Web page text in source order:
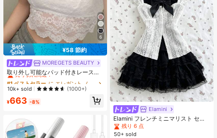
6
¥58 節約
MOREGETS BEAUTY
取り外し可能なパッド付きレースキ
ャミソール、多用途ノースリーブア
ンダーシャツ、女性向け、新学期、
クリスマス、春節、カジュアルホワ
イトサマー、シック&エレガント
#1 ベストセラー
に エレガント ノースリーブキャミソール
売り切れ間近！
#1 ベストセラー
売り切れ間近！
#1 ベストセラー
売り切れ間近！
#1 ベストセラー
に エレガント ノースリーブキャミソール
売り切れ間近！
10k+ sold (1000+)
¥663 -8%
Elamini
Elamini フレンチミニマリスト セク
シースタイル レース生地 ファッショ
ン フリル袖デザイン スリムウエスト
残り 6 点
50+ sold